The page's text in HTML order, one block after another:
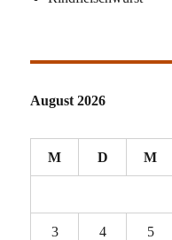
August 2026
M D M
3 4 5